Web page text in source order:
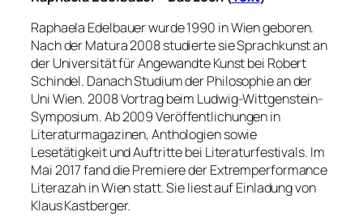
Raphaela Edelbauer wurde 1990 in Wien geboren.
Nach der Matura 2008 studierte sie Sprachkunst an
der Universität für Angewandte Kunst bei Robert
Schindel. Danach Studium der Philosophie an der
Uni Wien. 2008 Vortrag beim Ludwig-Wittgenstein-
Symposium. Ab 2009 Veröffentlichungen in
Literaturmagazinen, Anthologien sowie
Lesetätigkeit und Auftritte bei Literaturfestivals. Im
Mai 2017 fand die Premiere der Extremperformance
Literazah in Wien statt. Sie liest auf Einladung von
Klaus Kastberger.